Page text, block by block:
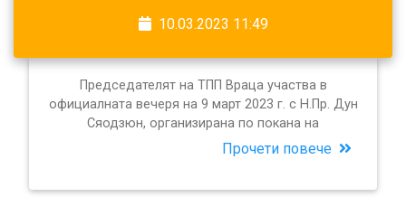
10.03.2023 11:49
Председателят на ТПП Враца участва в
официалната вечеря на 9 март 2023 г. с Н.Пр. Дун
Сяодзюн, организирана по покана на
Прочети повече